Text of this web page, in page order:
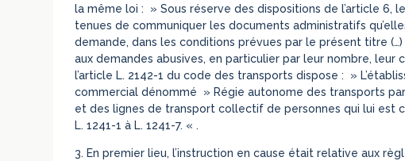
la même loi : » Sous réserve des dispositions de l’article 6,
tenues de communiquer les documents administratifs
demande, dans les conditions prévues par le présent titre (…)
aux demandes abusives, en particulier par leur nombre, leur
l’article L. 2142-1 du code des transports dispose : »
commercial dénommé » Régie autonome des transports
et des lignes de transport collectif de personnes qui lui est
L. 1241-1 à L. 1241-7. « .
3. En premier lieu, l’instruction en cause était relative aux